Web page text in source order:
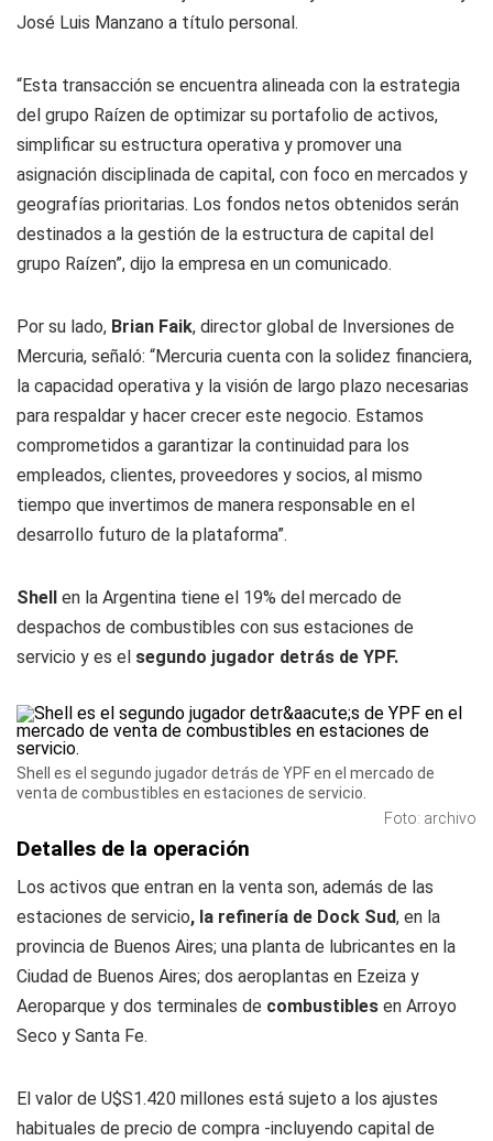
José Luis Manzano a título personal.
“Esta transacción se encuentra alineada con la estrategia
del grupo Raízen de optimizar su portafolio de activos,
simplificar su estructura operativa y promover una
asignación disciplinada de capital, con foco en mercados y
geografías prioritarias. Los fondos netos obtenidos serán
destinados a la gestión de la estructura de capital del
grupo Raízen”, dijo la empresa en un comunicado.
Por su lado, Brian Faik, director global de Inversiones de
Mercuria, señaló: “Mercuria cuenta con la solidez financiera,
la capacidad operativa y la visión de largo plazo necesarias
para respaldar y hacer crecer este negocio. Estamos
comprometidos a garantizar la continuidad para los
empleados, clientes, proveedores y socios, al mismo
tiempo que invertimos de manera responsable en el
desarrollo futuro de la plataforma”.
Shell en la Argentina tiene el 19% del mercado de
despachos de combustibles con sus estaciones de
servicio y es el segundo jugador detrás de YPF.
Shell es el segundo jugador detrás de YPF en el mercado de
venta de combustibles en estaciones de servicio.
Foto: archivo
Detalles de la operación
Los activos que entran en la venta son, además de las
estaciones de servicio, la refinería de Dock Sud, en la
provincia de Buenos Aires; una planta de lubricantes en la
Ciudad de Buenos Aires; dos aeroplantas en Ezeiza y
Aeroparque y dos terminales de combustibles en Arroyo
Seco y Santa Fe.
El valor de U$S1.420 millones está sujeto a los ajustes
habituales de precio de compra -incluyendo capital de